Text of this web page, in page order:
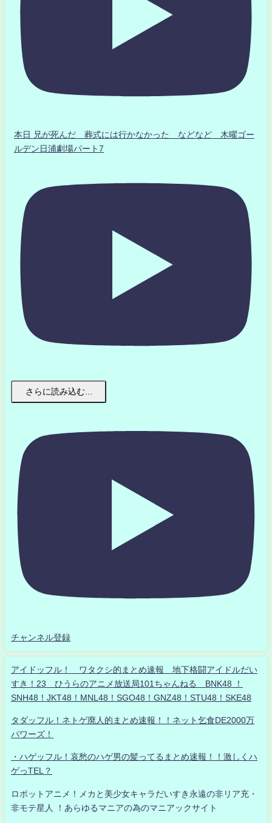
本日 兄が死んだ 葬式には行かなかった などなど 木曜ゴー
ルデン日浦劇場パート7
さらに読み込む...
チャンネル登録
アイドッフル！ ワタクシ的まとめ速報 地下格闘アイドルだい
すき！23 ひうらのアニメ放送局101ちゃんねる BNK48 ！
SNH48！JKT48！MNL48！SGO48！GNZ48！STU48！SKE48
タダッフル！ネトゲ廃人的まとめ速報！！ネット乞食DE2000万
パワーズ！
・ハゲッフル！哀愁のハゲ男の髪ってるまとめ速報！！激しくハ
ゲっTEL？
ロボットアニメ！メカと美少女キャラだいすき永遠の非リア充・
非モテ星人 ！あらゆるマニアの為のマニアックサイト